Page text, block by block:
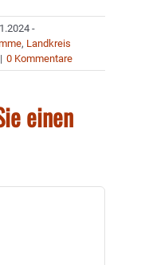
-
, Landkreis
| 0 Kommentare
einen